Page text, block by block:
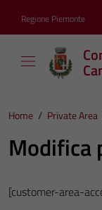
Regione Piemonte
Home / Private Area
Modifica
[customer-area-